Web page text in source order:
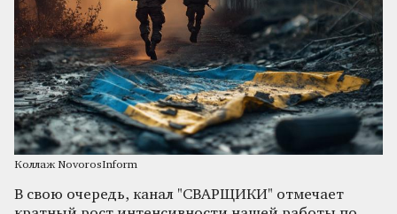
Коллаж NovorosInform
В свою очередь, канал "СВАРЩИКИ" отмечает